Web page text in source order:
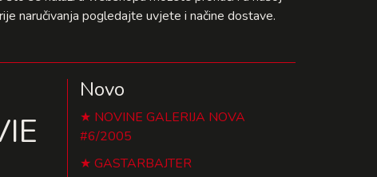
naručivanja pogledajte uvjete i načine dostave.
Novo
NOVINE GALERIJA NOVA
#6/2005
GASTARBAJTER